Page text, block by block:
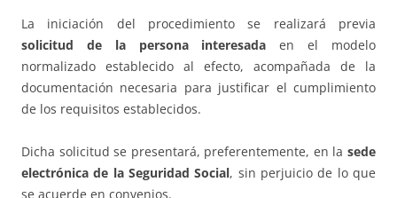
La iniciación del procedimiento se realizará previa
solicitud de la persona interesada en el modelo
normalizado establecido al efecto, acompañada de la
documentación necesaria para justificar el cumplimiento
de los requisitos establecidos.
Dicha solicitud se presentará, preferentemente, en la sede
electrónica de la Seguridad Social, sin perjuicio de lo que
se acuerde en convenios.